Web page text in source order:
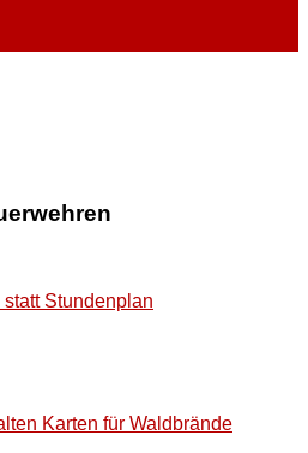
Stundenplan
Karten für Waldbrände